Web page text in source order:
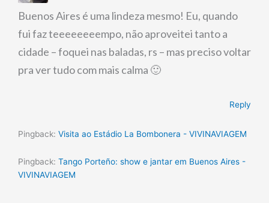
Buenos Aires é uma lindeza mesmo! Eu, quando
fui faz teeeeeeeempo, não aproveitei tanto a
cidade – foquei nas baladas, rs – mas preciso voltar
pra ver tudo com mais calma 🙂
Reply
Pingback: Visita ao Estádio La Bombonera - VIVINAVIAGEM
Pingback: Tango Porteño: show e jantar em Buenos Aires -
VIVINAVIAGEM